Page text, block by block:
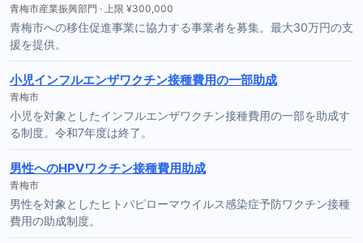
青梅市産業振興部門 · 上限 ¥300,000
青梅市への移住促進事業に協力する事業者を募集。最大30万円の支
援を提供。
小児インフルエンザワクチン接種費用の一部助成
青梅市
小児を対象としたインフルエンザワクチン接種費用の一部を助成す
る制度。令和7年度は終了。
男性へのHPVワクチン接種費用助成
青梅市
男性を対象としたヒトパピローマウイルス感染症予防ワクチン接種
費用の助成制度。